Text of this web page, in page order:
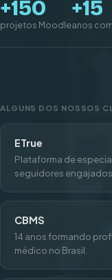
+150
projetos Moodle
+15
anos
ALGUNS DOS NOSSOS
ETrue
Plataforma de
seguidores engajados.
CBMS
14 anos formando
médico no Brasil.